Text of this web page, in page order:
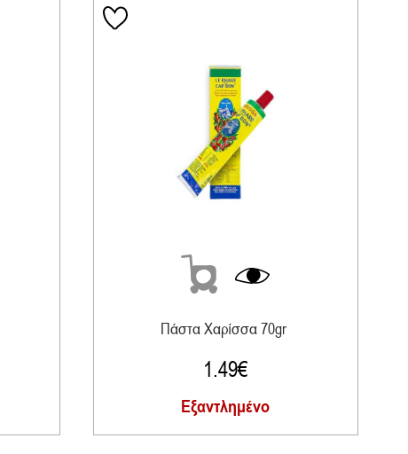
Πάστα Χαρίσσα 70gr
1.49€
Εξαντλημένο